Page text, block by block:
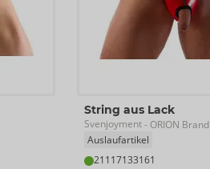
String aus Lack
Svenjoyment- ORION Brand
Auslaufartikel
21117133161